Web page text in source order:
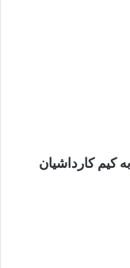
کیم کارداشیان